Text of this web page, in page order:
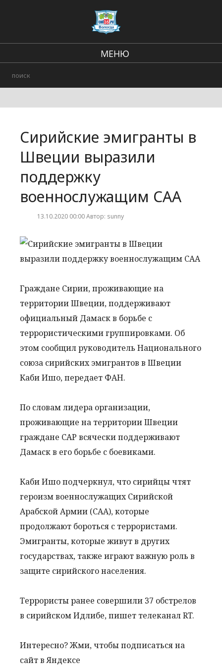
МЕНЮ
Городские события
Сирийские эмигранты в
Швеции выразили
поддержку
военнослужащим САА
13.10.2020 00:00 Автор: sunny
Граждане Сирии, проживающие на
территории Швеции, поддерживают
официальный Дамаск в борьбе с
террористическими группировками. Об
этом сообщил руководитель Национального
союза сирийских эмигрантов в Швеции
Каби Ишо, передает ФАН.
По словам лидера организации,
проживающие на территории Швеции
граждане САР всячески поддерживают
Дамаск в его борьбе с боевиками.
Каби Ишо подчеркнул, что сирийцы чтят
героизм военнослужащих Сирийской
Арабской Армии (САА), которые
продолжают бороться с террористами.
Эмигранты, которые живут в других
государствах, также играют важную роль в
защите сирийского населения.
Террористы ранее совершили 37 обстрелов
в сирийском Идлибе, пишет телеканал RT.
Интересно? Жми, чтобы подписаться на
сайт в Яндексе